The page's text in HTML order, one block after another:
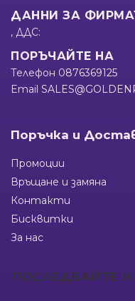
ДАННИ ЗА
, ДДС:
ПОРЪЧАЙТЕ НА
Телефон 0876369125
Email
Поръчка и
Промоции
Връщане и замяна
Контакти
Бисквитки
За нас
ПОСЛЕДВАЙТЕ